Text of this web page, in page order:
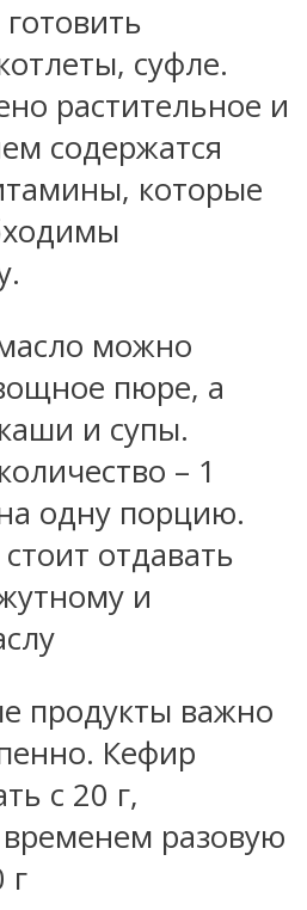
суфле.
растительное и
содержатся
которые
можно
пюре, а
и супы.
– 1
одну порцию.
отдавать
и
продукты важно
Кефир
с 20 г,
разовую
г